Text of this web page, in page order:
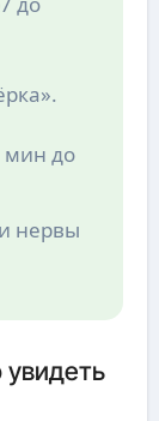
мин до